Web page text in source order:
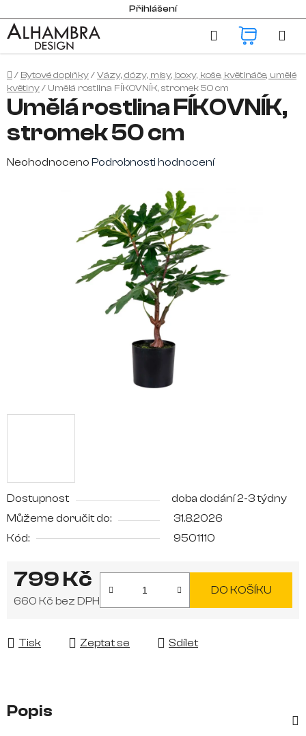
na
obsah
Přihlášení
Hledat
Domů
/ Bytové doplňky/Vázy, dózy, mísy, boxy, koše, květináče, umělé
květiny/ Umělá rostlina FÍKOVNÍK, stromek 50 cm
Dostupnost
doba dodání 2-3 týdny
Můžeme doručit do:
31.8.2026
Kód:
9501110
799 Kč
660 Kč bez DPH
DO KOŠÍKU
Tisk Zeptat se Sdílet
Umělá rostlina FÍKOVNÍK,
stromek 50 cm
Průměrné
Neohodnoceno Podrobnosti hodnocení
Popis